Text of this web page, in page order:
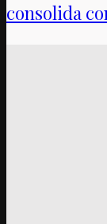
consolida